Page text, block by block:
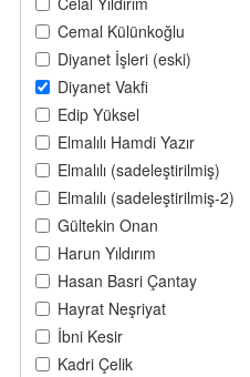
Cemal Külünkoğlu
Diyanet İşleri (eski)
Diyanet Vakfi
Edip Yüksel
Elmalılı Hamdi Yazır
Elmalılı (sadeleştirilmiş)
Elmalılı (sadeleştirilmiş-2)
Gültekin Onan
Harun Yıldırım
Hasan Basri Çantay
Hayrat Neşriyat
İbni Kesir
Kadri Çelik